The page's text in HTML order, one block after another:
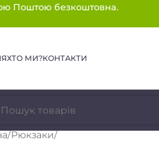
Поштою безкоштовна.
ХТО МИ?КОНТАКТИ
/Рюкзаки/